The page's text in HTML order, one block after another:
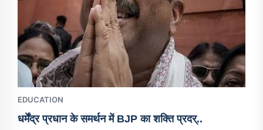
EDUCATION
धर्मेंद्र प्रधान के समर्थन में BJP का शक्ति प्रदर्..